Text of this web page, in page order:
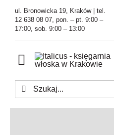
Przejdź
zawartości
ul. Bronowicka 19, Kraków | tel.
12 638 08 07, pon. – pt. 9:00 –
17:00, sob. 9:00 – 13:00
Toggle
Navigation
Księgarnia
Szukaj